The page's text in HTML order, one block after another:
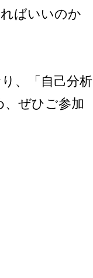
ばいいのか
、「自己分析
ぜひご参加